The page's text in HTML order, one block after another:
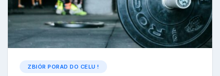
ZBIÓR PORAD DO CELU !